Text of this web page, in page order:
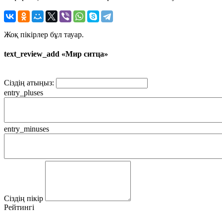
Жоқ пікірлер бұл тауар.
text_review_add «Мир ситца»
Сіздің атыңыз:
entry_pluses
entry_minuses
Сіздің пікір
Рейтингі